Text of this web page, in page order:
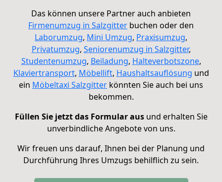
Das können unsere Partner auch anbieten
Firmenumzug in Salzgitter buchen oder den
Laborumzug, Mini Umzug, Praxisumzug,
Privatumzug, Seniorenumzug in Salzgitter,
Studentenumzug, Beiladung, Halteverbotszone,
Klaviertransport, Möbellift, Haushaltsauflösung und
ein Möbeltaxi Salzgitter könnten Sie auch bei uns
bekommen.
Füllen Sie jetzt das Formular ausund erhalten Sie
unverbindliche Angebote von uns.
Wir freuen uns darauf, Ihnen bei der Planung und
Durchführung Ihres Umzugs behilflich zu sein.